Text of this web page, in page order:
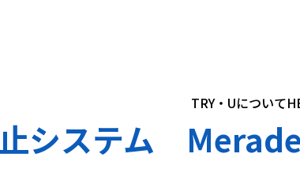
TRY・Uについて
システム